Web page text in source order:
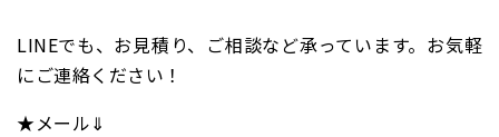
LINEでも、お見積り、ご相談など承っています。お気軽
にご連絡ください！
★メール⇓